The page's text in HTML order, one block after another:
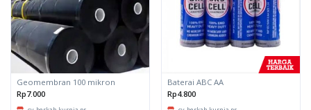
Geomembran 100 mikron
Rp7.000
Baterai ABC AA
Rp4.800